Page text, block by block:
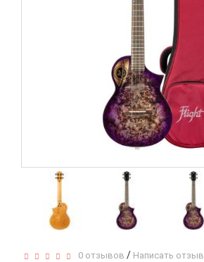
0 отзывов / Написать отзыв